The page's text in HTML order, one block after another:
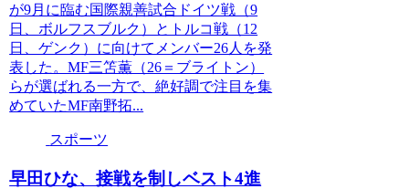
が9月に臨む国際親善試合ドイツ戦（9
日、ボルフスブルク）とトルコ戦（12
日、ゲンク）に向けてメンバー26人を発
表した。MF三笘薫（26＝ブライトン）
らが選ばれる一方で、絶好調で注目を集
めていたMF南野拓...
スポーツ
早田ひな、接戦を制しベスト4進